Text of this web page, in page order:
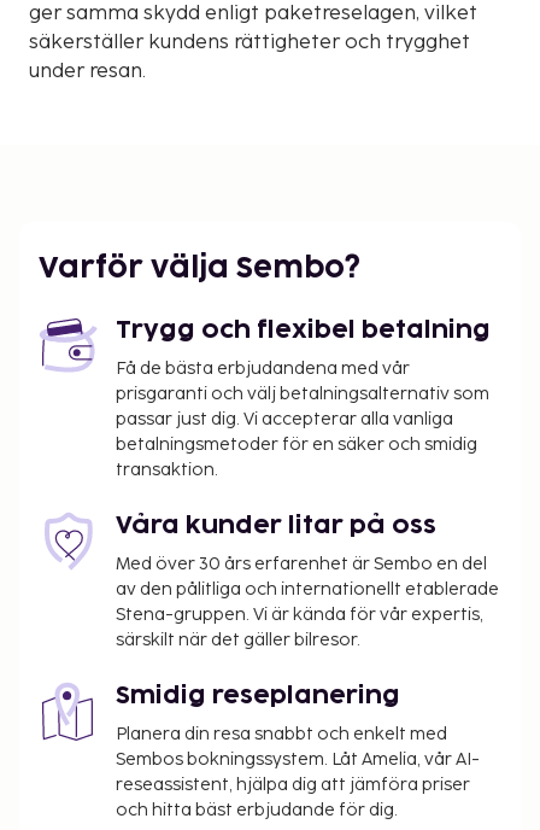
ger samma skydd enligt paketreselagen, vilket
säkerställer kundens rättigheter och trygghet
under resan.
Varför välja Sembo?
Trygg och flexibel betalning
Få de bästa erbjudandena med vår
prisgaranti och välj betalningsalternativ som
passar just dig. Vi accepterar alla vanliga
betalningsmetoder för en säker och smidig
transaktion.
Våra kunder litar på oss
Med över 30 års erfarenhet är Sembo en del
av den pålitliga och internationellt etablerade
Stena-gruppen. Vi är kända för vår expertis,
särskilt när det gäller bilresor.
Smidig reseplanering
Planera din resa snabbt och enkelt med
Sembos bokningssystem. Låt Amelia, vår AI-
reseassistent, hjälpa dig att jämföra priser
och hitta bäst erbjudande för dig.